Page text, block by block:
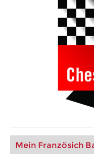
Mein Französich